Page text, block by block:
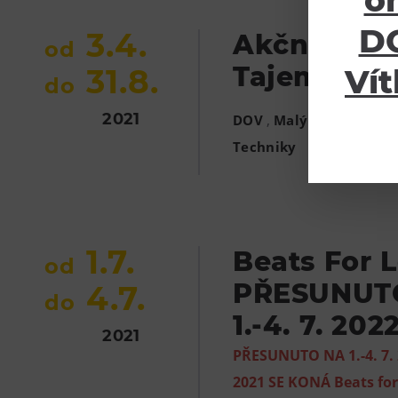
od 3.4.
do 31.8.
2021
Akční hra
Tajemství
DOV , Malý Svět
Techniky
od 1.7.
do 4.7.
2021
Beats For
1.-4. 7. 2022
PŘESUNUTO NA 1.-4. 7.
2021 SE KONÁ Beats